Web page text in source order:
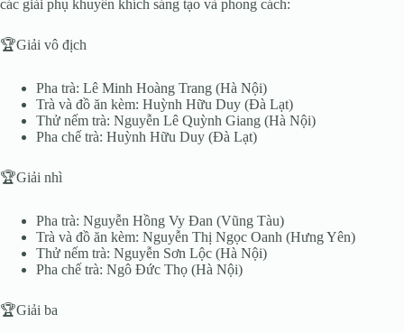
các giải phụ khuyến khích sáng tạo và phong cách:
🏆Giải vô địch
Pha trà: Lê Minh Hoàng Trang (Hà Nội)
Trà và đồ ăn kèm: Huỳnh Hữu Duy (Đà Lạt)
Thử nếm trà: Nguyễn Lê Quỳnh Giang (Hà Nội)
Pha chế trà: Huỳnh Hữu Duy (Đà Lạt)
🏆Giải nhì
Pha trà: Nguyễn Hồng Vy Đan (Vũng Tàu)
Trà và đồ ăn kèm: Nguyễn Thị Ngọc Oanh (Hưng Yên)
Thử nếm trà: Nguyễn Sơn Lộc (Hà Nội)
Pha chế trà: Ngô Đức Thọ (Hà Nội)
🏆Giải ba